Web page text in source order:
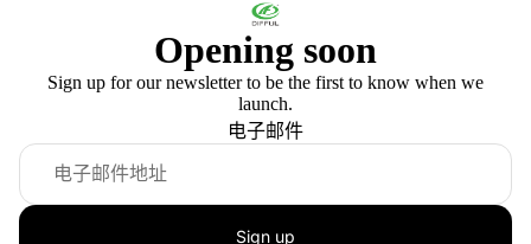
Opening soon
Sign up for our newsletter to be the first to know when we
launch.
电子邮件
Sign up